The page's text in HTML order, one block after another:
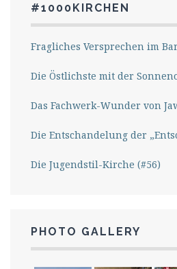
#1000KIRCHEN
Fragliches Versprechen im
Die Östlichste mit der
Das Fachwerk-Wunder von
Die Entschandelung der
Die Jugendstil-Kirche (#56)
PHOTO GALLERY